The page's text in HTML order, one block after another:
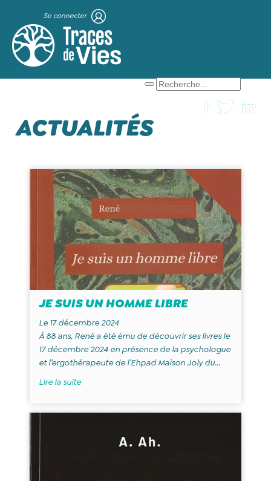
Se connecter
ACTUALITÉS
JE SUIS UN HOMME LIBRE
Le 17 décembre 2024
À 88 ans, René a été ému de découvrir ses livres le
17 décembre 2024 en présence de la psychologue
et l’ergothérapeute de l’Ehpad Maison Joly du...
Lire la suite